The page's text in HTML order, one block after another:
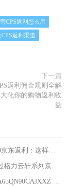
CPS返利怎么用
返利渠道
下一篇
返利佣金规则全解
化你的购物返利收
益
这样买能比直接下单省多少钱？
系列京东返利享受空调购买优惠
京东 PLUS 优惠：怎么买最划算